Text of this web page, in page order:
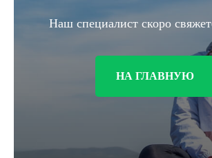
Наш специалист скоро
НА ГЛАВНУЮ